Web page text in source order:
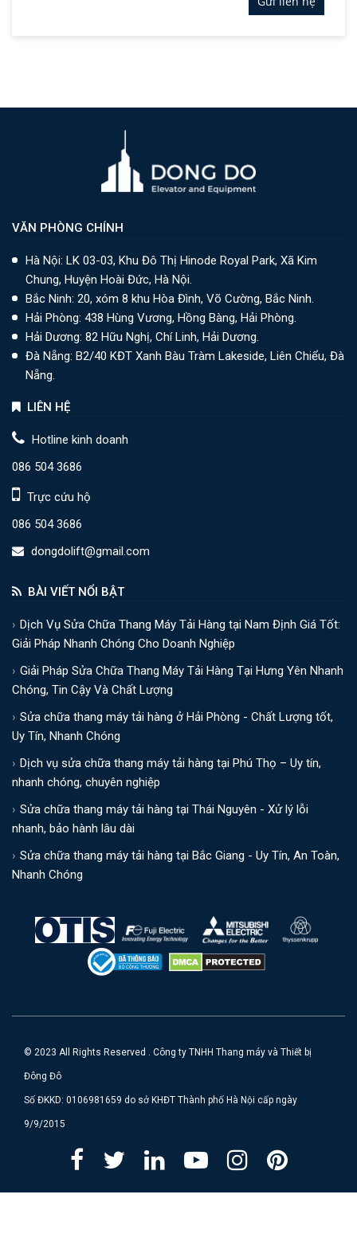
VĂN PHÒNG CHÍNH
Hà Nội: LK 03-03, Khu Đô Thị Hinode Royal Park, Xã Kim
Chung, Huyện Hoài Đức, Hà Nội.
Bắc Ninh: 20, xóm 8 khu Hòa Đình, Võ Cường, Bắc Ninh.
Hải Phòng: 438 Hùng Vương, Hồng Bàng, Hải Phòng.
Hải Dương: 82 Hữu Nghị, Chí Linh, Hải Dương.
Đà Nẵng: B2/40 KĐT Xanh Bàu Tràm Lakeside, Liên Chiểu, Đà
Nẵng.
LIÊN HỆ
Hotline kinh doanh
086 504 3686
Trực cứu hộ
086 504 3686
dongdolift@gmail.com
BÀI VIẾT NỔI BẬT
Dịch Vụ Sửa Chữa Thang Máy Tải Hàng tại Nam Định Giá Tốt:
Giải Pháp Nhanh Chóng Cho Doanh Nghiệp
Giải Pháp Sửa Chữa Thang Máy Tải Hàng Tại Hưng Yên Nhanh
Chóng, Tin Cậy Và Chất Lượng
Sửa chữa thang máy tải hàng ở Hải Phòng - Chất Lượng tốt,
Uy Tín, Nhanh Chóng
Dịch vụ sửa chữa thang máy tải hàng tại Phú Thọ – Uy tín,
nhanh chóng, chuyên nghiệp
Sửa chữa thang máy tải hàng tại Thái Nguyên - Xử lý lỗi
nhanh, bảo hành lâu dài
Sửa chữa thang máy tải hàng tại Bắc Giang - Uy Tín, An Toàn,
Nhanh Chóng
© 2023 All Rights Reserved . Công ty TNHH Thang máy và Thiết bị
Đông Đô
Số ĐKKD: 0106981659 do sở KHĐT Thành phố Hà Nội cấp ngày
9/9/2015